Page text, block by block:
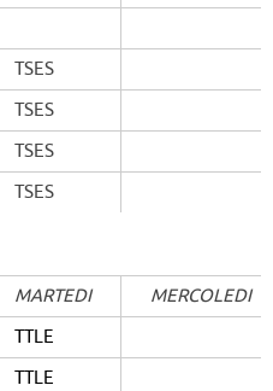
TSES
TSES
TSES
TSES
MARTEDI
MERCOLEDI
TTLE
TTLE